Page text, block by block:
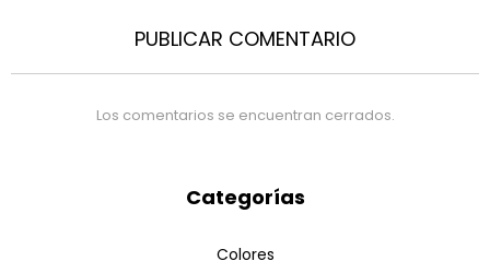
PUBLICAR COMENTARIO
Los comentarios se encuentran cerrados.
Categorías
Colores